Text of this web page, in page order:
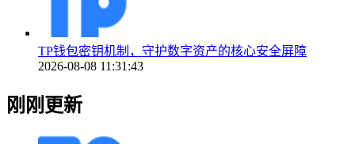
TP钱包密钥机制，守护数字资产的核心安全屏障
2026-08-08 11:31:43
刚刚更新